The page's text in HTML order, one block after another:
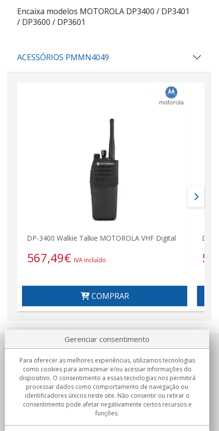
Encaixa modelos MOTOROLA DP3400 / DP3401
/ DP3600 / DP3601
ACESSÓRIOS PMMN4049
DP-3400 Walkie Talkie MOTOROLA VHF Digital
567,49€ IVA incluído
COMPRAR
DP-
Sobre nosotros
Compromissos
Compras
Gerenciar consentimento
Para oferecer as melhores experiências, utilizamos tecnologias
como cookies para armazenar e/ou acessar informações do
dispositivo. O consentimento a essas tecnologias nos permitirá
processar dados como comportamento de navegação ou
identificadores únicos neste site. Não consentir ou retirar o
consentimento pode afetar negativamente certos recursos e
funções.